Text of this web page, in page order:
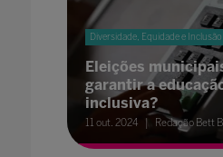
Diversidade, Equidade e
Eleições
garantir a
inclusiva?
11 out. 2024 Redação Bett